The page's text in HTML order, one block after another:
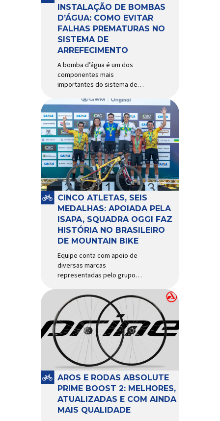
Importada e distribuída […]
INSTALAÇÃO DE BOMBAS
D’ÁGUA: COMO EVITAR
FALHAS PREMATURAS NO
SISTEMA DE
ARREFECIMENTO
A bomba d’água é um dos
componentes mais
importantes do sistema de
garantir a circulação contínua
do líquido de arrefecimento
entre motor, radiador e demais
componentes do sistema,
controlando a temperatura de
operação e evitando
superaquecimentos. Por
trabalhar constantemente
enquanto o motor está em
funcionamento, a bomba
d’água exige não apenas […]
CINCO ATLETAS, SEIS
MEDALHAS: APOIADA PELA
ISAPA, SQUADRA OGGI FAZ
HISTÓRIA NO BRASILEIRO
DE MOUNTAIN BIKE
Equipe conta com apoio de
diversas marcas
representadas pelo grupo
Finish Lline, Park Tool, Protaper
e Zéfal Histórico. Assim pode
ser definida a participação da
Squadra Oggi no Campeonato
Brasileiro de Mountain Bike
2026, realizado em São José
dos Campos-SP entre os dias
23 e 26 de julho. Com cinco […]
AROS E RODAS ABSOLUTE
PRIME BOOST 2: MELHORES,
ATUALIZADAS E COM AINDA
MAIS QUALIDADE